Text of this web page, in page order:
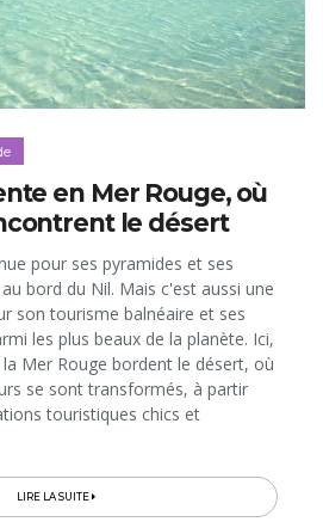
en Mer Rouge, où
le désert
pour ses pyramides et ses
bord du Nil. Mais c'est aussi une
son tourisme balnéaire et ses
les plus beaux de la planète. Ici,
Mer Rouge bordent le désert, où
se sont transformés, à partir
touristiques chics et
LIRE LA SUITE